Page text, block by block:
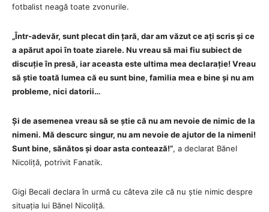
fotbalist neagă toate zvonurile.
„Într-adevăr, sunt plecat din țară, dar am văzut ce ați scris și ce
a apărut apoi în toate ziarele. Nu vreau să mai fiu subiect de
discuție în presă, iar aceasta este ultima mea declarație! Vreau
să știe toată lumea că eu sunt bine, familia mea e bine și nu am
probleme, nici datorii…
Și de asemenea vreau să se știe că nu am nevoie de nimic de la
nimeni. Mă descurc singur, nu am nevoie de ajutor de la nimeni!
Sunt bine, sănătos și doar asta contează!”, a declarat Bănel
Nicoliță, potrivit Fanatik.
Gigi Becali declara în urmă cu câteva zile că nu știe nimic despre
situația lui Bănel Nicoliță.